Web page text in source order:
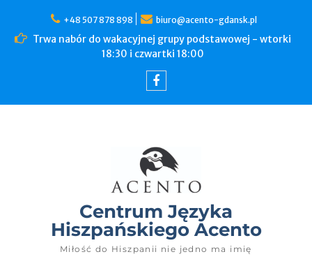
+48 507 878 898 biuro@acento-gdansk.pl
Trwa nabór do wakacyjnej grupy podstawowej - wtorki
18:30 i czwartki 18:00
Centrum Języka
Hiszpańskiego Acento
Miłość do Hiszpanii nie jedno ma imię